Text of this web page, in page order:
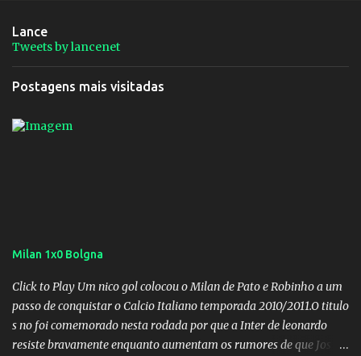
Lance
Tweets by lancenet
Postagens mais visitadas
Milan 1x0 Bolgna
Click to Play Um nico gol colocou o Milan de Pato e Robinho a um
passo de conquistar o Calcio Italiano temporada 2010/2011.O titulo
s no foi comemorado nesta rodada por que a Inter de leonardo
resiste bravamente enquanto aumentam os rumores de que Jos